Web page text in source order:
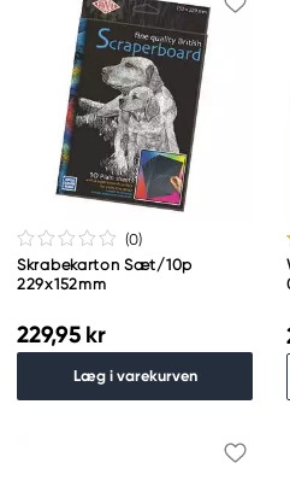
(0)
Skrabekarton Sæt/10p
229x152mm
229,95 kr
Læg i varekurven